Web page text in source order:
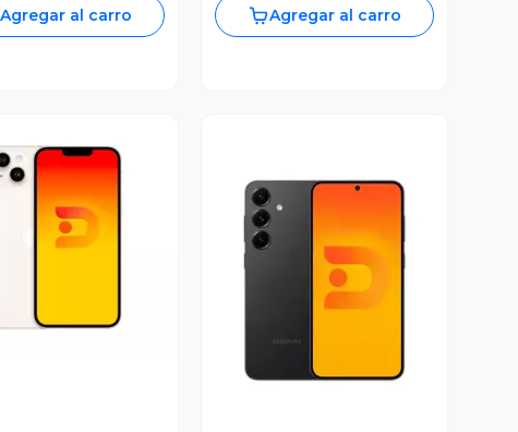
Agregar al carro Agregar al carro
Vista Previa